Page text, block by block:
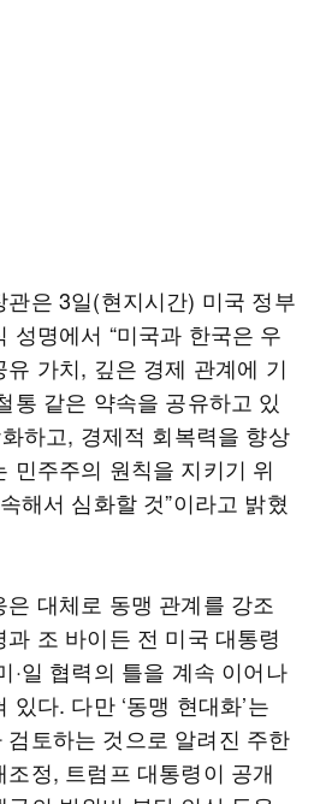
은 3일(현지시간) 미국 정부
성명에서 “미국과 한국은 우
가치, 깊은 경제 관계에 기
통 같은 약속을 공유하고 있
하고, 경제적 회복력을 향상
민주주의 원칙을 지키기 위
해서 심화할 것”이라고 밝혔
대체로 동맹 관계를 강조
조 바이든 전 미국 대통령
·일 협력의 틀을 계속 이어나
다. 다만 ‘동맹 현대화’는
토하는 것으로 알려진 주한
정, 트럼프 대통령이 공개